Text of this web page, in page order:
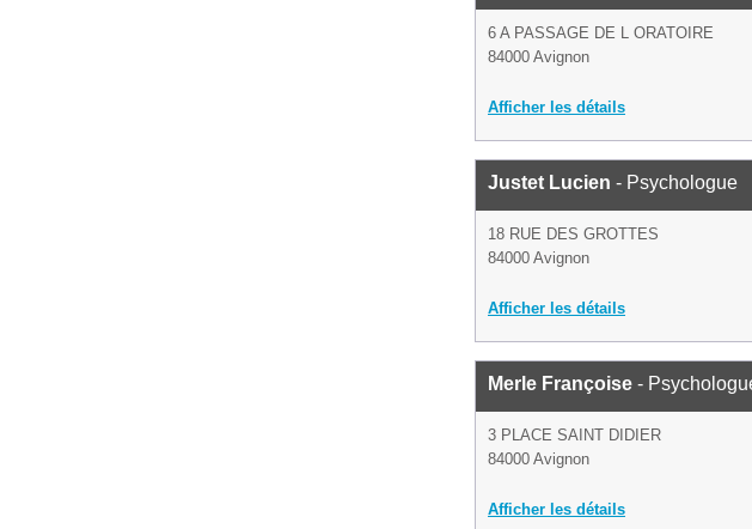
6 A PASSAGE DE L ORATOIRE
84000 Avignon
Afficher les détails
Justet Lucien - Psychologue
18 RUE DES GROTTES
84000 Avignon
Afficher les détails
Merle Françoise -
3 PLACE SAINT DIDIER
84000 Avignon
Afficher les détails